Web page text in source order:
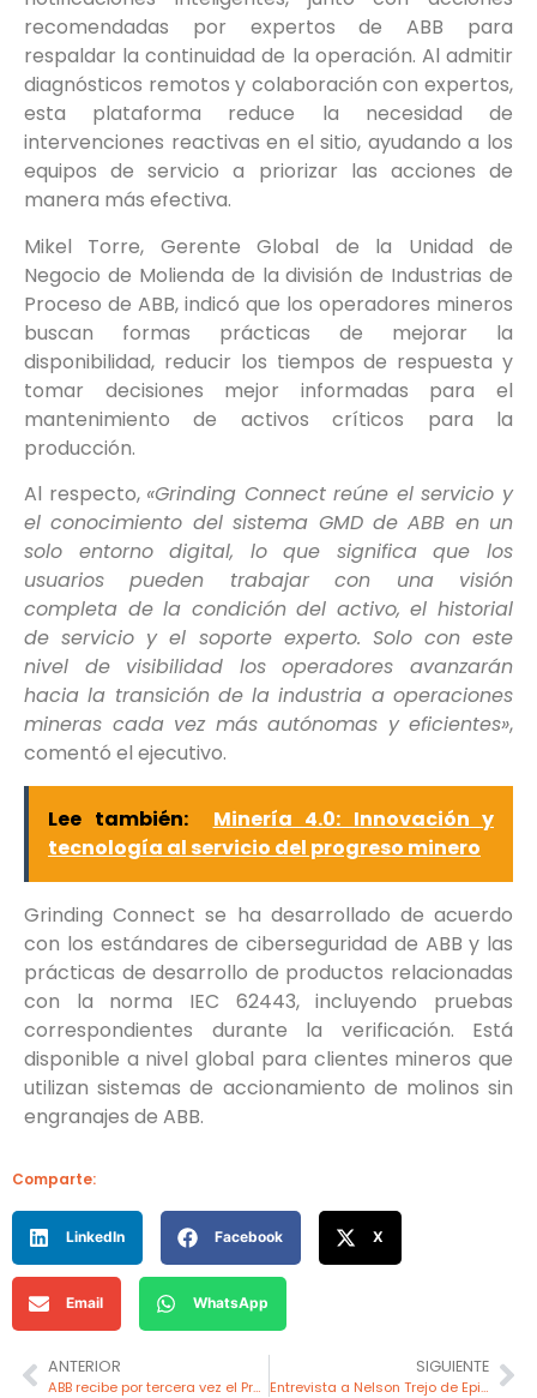
recomendadas por expertos de ABB para
respaldar la continuidad de la operación. Al admitir
diagnósticos remotos y colaboración con expertos,
esta plataforma reduce la necesidad de
intervenciones reactivas en el sitio, ayudando a los
equipos de servicio a priorizar las acciones de
manera más efectiva.
Mikel Torre, Gerente Global de la Unidad de
Negocio de Molienda de la división de Industrias de
Proceso de ABB, indicó que los operadores mineros
buscan formas prácticas de mejorar la
disponibilidad, reducir los tiempos de respuesta y
tomar decisiones mejor informadas para el
mantenimiento de activos críticos para la
producción.
Al respecto, «Grinding Connect reúne el servicio y
el conocimiento del sistema GMD de ABB en un
solo entorno digital, lo que significa que los
usuarios pueden trabajar con una visión
completa de la condición del activo, el historial
de servicio y el soporte experto. Solo con este
nivel de visibilidad los operadores avanzarán
hacia la transición de la industria a operaciones
mineras cada vez más autónomas y eficientes»,
comentó el ejecutivo.
Lee también:
Minería 4.0: Innovación y
tecnología al servicio del progreso minero
Grinding Connect se ha desarrollado de acuerdo
con los estándares de ciberseguridad de ABB y las
prácticas de desarrollo de productos relacionadas
con la norma IEC 62443, incluyendo pruebas
correspondientes durante la verificación. Está
disponible a nivel global para clientes mineros que
utilizan sistemas de accionamiento de molinos sin
engranajes de ABB.
Comparte:
LinkedIn Facebook X
Email WhatsApp
ANTERIOR
ABB recibe por tercera vez el Premio a la Excelencia en Seguridad de MAPFRE
SIGUIENTE
Entrevista a Nelson Trejo de Epiroc en el World Mining Congress 2026 – Cobertura Minart